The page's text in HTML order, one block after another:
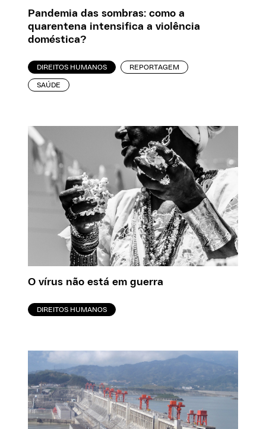
Pandemia das sombras: como a
quarentena intensifica a violência
doméstica?
DIREITOS HUMANOS REPORTAGEM
SAÚDE
O vírus não está em guerra
DIREITOS HUMANOS